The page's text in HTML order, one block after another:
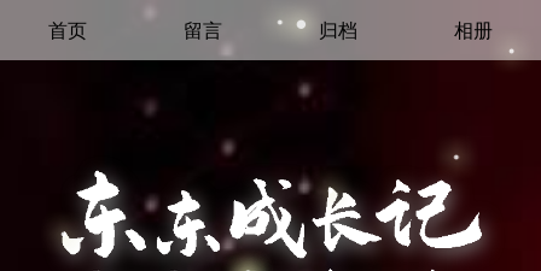
首页 留言 归档 相册